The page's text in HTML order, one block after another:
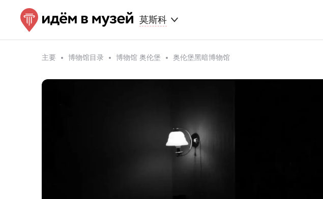
莫斯科
主要 博物馆目录 博物馆 奥伦堡 奥伦堡黑暗博物馆